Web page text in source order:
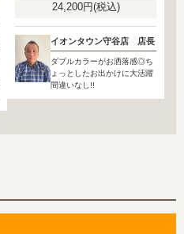
24,200円(税込)
イオンタウン守谷店 店長
ダブルカラーがお洒落感◎ち
ょっとしたお出かけに大活躍
間違いなし!!